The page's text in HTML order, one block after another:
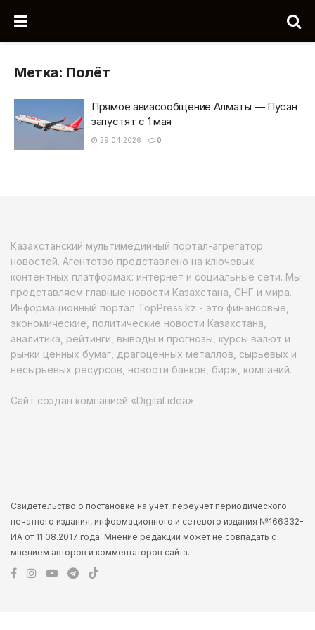
Метка: Полёт
Прямое авиасообщение Алматы — Пусан
запустят с 1 мая
29.04.2026 0
Казахстанский мультимедийный портал-агрегатор
новостей. Агентство представлено на ключевых
контентных платформах: интернет и социальные сети. Мы
представляем главные новости Казахстана, СНГ и мира.
Информационный портал TopPress.kz - это финансовые,
экономические, политические новости Казахстана,
аналитика, рейтинги, выводы и прогнозы, курсы валют и
рынки ценных бумаг, драгоценных металлов, сырьевых и
несырьевых ресурсов, новости банков, бирж, компаний.
Сайт создан компанией «Digital idea»
Свидетельство о постановке на учет, переучет периодического
печатного издания, информационного и сетевого издания №166332-
ИА от 11.08.2017 года. Мнение редакции может не совпадать с
мнением авторов и комментаторов сайта.